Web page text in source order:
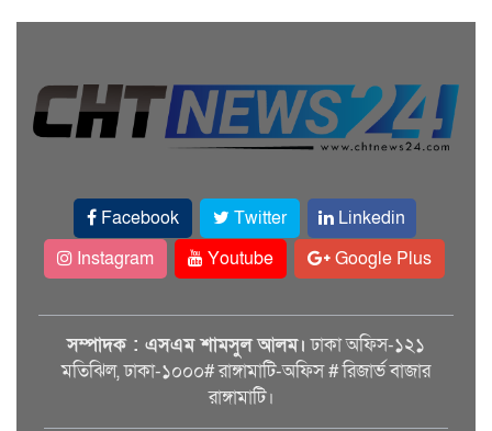
Facebook Twitter
Linkedin
Instagram
Youtube Google Plus
সম্পাদক : এসএম শামসুল আলম। ঢাকা অফিস-১২১
মতিঝিল, ঢাকা-১০০০# রাঙ্গামাটি-অফিস # রিজার্ভ বাজার
রাঙ্গামাটি।